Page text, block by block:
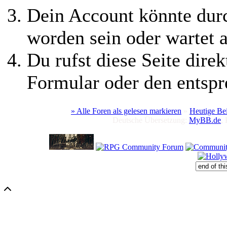
Dein Account könnte
worden sein oder wartet
Du rufst diese Seite
Formular oder den
» Alle Foren als gelesen markieren
Heutige
MyBB.de